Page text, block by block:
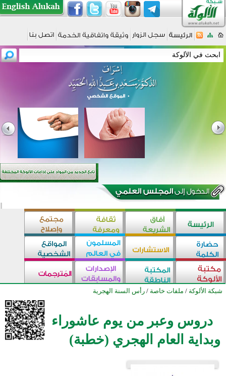
شبكة الألوكة / ملفات خاصة / رأس السنة الهجرية
دروس وعبر من يوم عاشوراء
وبداية العام الهجري (خطبة)